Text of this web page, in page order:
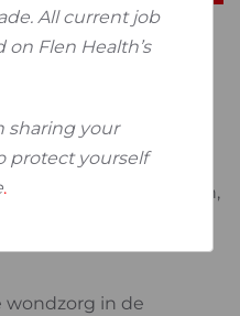
kwaliteit
gemoedsrust omdat
kan worden,
en effectief
wondzorg in de
All current job
Flen Health’s
sharing your
protect yourself
.